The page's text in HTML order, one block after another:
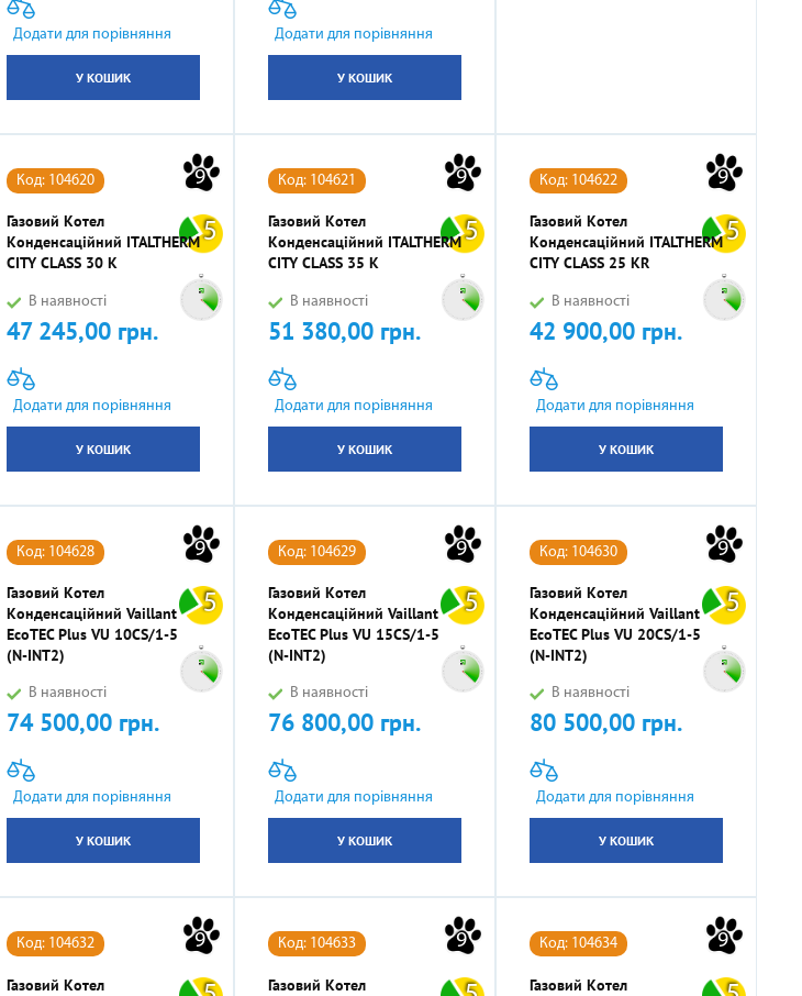
Додати для порівняння
У КОШИК
Додати для порівняння
У КОШИК
9
5
Код: 104620
Газовий Котел
Конденсаційний ITALTHERM
CITY CLASS 30 K
В наявності
Ціна
47 245,00 грн.
Додати для порівняння
У КОШИК
9
5
Код: 104621
Газовий Котел
Конденсаційний ITALTHERM
CITY CLASS 35 K
В наявності
Ціна
51 380,00 грн.
Додати для порівняння
У КОШИК
9
5
Код: 104622
Газовий Котел
Конденсаційний ITALTHERM
CITY CLASS 25 KR
В наявності
Ціна
42 900,00 грн.
Додати для порівняння
У КОШИК
9
5
Код: 104628
Газовий Котел
Конденсаційний Vaillant
EcoTEC Plus VU 10CS/1-5
(N-INT2)
В наявності
Ціна
74 500,00 грн.
Додати для порівняння
У КОШИК
9
5
Код: 104629
Газовий Котел
Конденсаційний Vaillant
EcoTEC Plus VU 15CS/1-5
(N-INT2)
В наявності
Ціна
76 800,00 грн.
Додати для порівняння
У КОШИК
9
5
Код: 104630
Газовий Котел
Конденсаційний Vaillant
EcoTEC Plus VU 20CS/1-5
(N-INT2)
В наявності
Ціна
80 500,00 грн.
Додати для порівняння
У КОШИК
9
Код: 104632
Газовий Котел
9
Код: 104633
Газовий Котел
9
Код: 104634
Газовий Котел